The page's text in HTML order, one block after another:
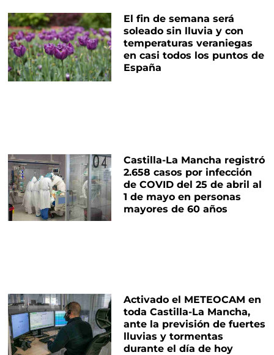
El fin de semana será
soleado sin lluvia y con
temperaturas veraniegas
en casi todos los puntos de
España
Castilla-La Mancha registró
2.658 casos por infección
de COVID del 25 de abril al
1 de mayo en personas
mayores de 60 años
Activado el METEOCAM en
toda Castilla-La Mancha,
ante la previsión de fuertes
lluvias y tormentas
durante el día de hoy